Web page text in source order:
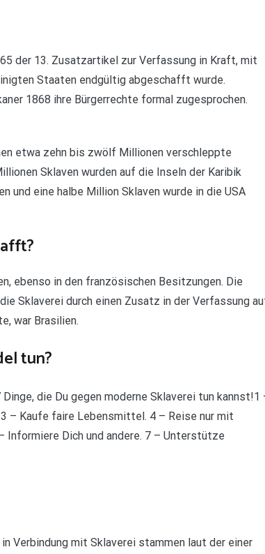
der 13. Zusatzartikel zur Verfassung in Kraft, mit
Staaten endgültig abgeschafft wurde.
1868 ihre Bürgerrechte formal zugesprochen.
etwa zehn bis zwölf Millionen verschleppte
Sklaven wurden auf die Inseln der Karibik
und eine halbe Million Sklaven wurde in die USA
ebenso in den französischen Besitzungen. Die
Sklaverei durch einen Zusatz in der Verfassung
war Brasilien.
tun?
die Du gegen moderne Sklaverei tun kannst!1
– Kaufe faire Lebensmittel. 4 – Reise nur mit
Informiere Dich und andere. 7 – Unterstütze
Verbindung mit Sklaverei stammen laut der einer